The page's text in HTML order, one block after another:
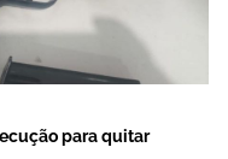
para quitar